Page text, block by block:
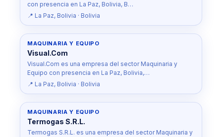
con presencia en La Paz, Bolivia, B…
📍 La Paz, Bolivia · Bolivia
MAQUINARIA Y EQUIPO
Visual.Com
Visual.Com es una empresa del sector Maquinaria y
Equipo con presencia en La Paz, Bolivia,…
📍 La Paz, Bolivia · Bolivia
MAQUINARIA Y EQUIPO
Termogas S.R.L.
Termogas S.R.L. es una empresa del sector Maquinaria y